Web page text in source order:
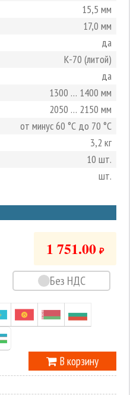
15,5 мм
17,0 мм
да
К-70 (литой)
да
1300 … 1400 мм
2050 … 2150 мм
от минус 60 °С до 70 °С
3,2 кг
10 шт.
шт.
1 751.00 ₽
Без НДС
В корзину